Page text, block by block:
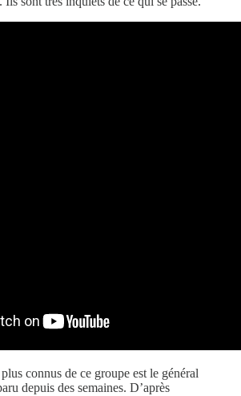
connus de ce groupe est le général
depuis des semaines. D’après